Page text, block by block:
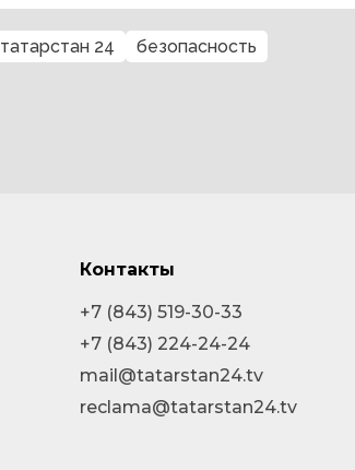
татарстан 24 безопасность
Контакты
+7 (843) 519-30-33
+7 (843) 224-24-24
mail@tatarstan24.tv
reclama@tatarstan24.tv